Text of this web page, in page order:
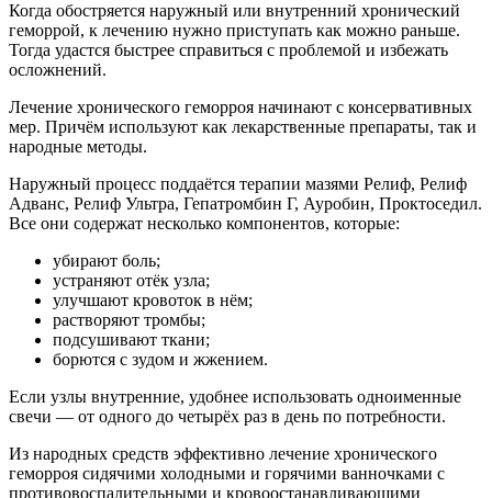
Когда обостряется наружный или внутренний хронический
геморрой, к лечению нужно приступать как можно раньше.
Тогда удастся быстрее справиться с проблемой и избежать
осложнений.
Лечение хронического геморроя начинают с консервативных
мер. Причём используют как лекарственные препараты, так и
народные методы.
Наружный процесс поддаётся терапии мазями Релиф, Релиф
Адванс, Релиф Ультра, Гепатромбин Г, Ауробин, Проктоседил.
Все они содержат несколько компонентов, которые:
убирают боль;
устраняют отёк узла;
улучшают кровоток в нём;
растворяют тромбы;
подсушивают ткани;
борются с зудом и жжением.
Если узлы внутренние, удобнее использовать одноименные
свечи — от одного до четырёх раз в день по потребности.
Из народных средств эффективно лечение хронического
геморроя сидячими холодными и горячими ванночками с
противовоспалительными и кровоостанавливающими